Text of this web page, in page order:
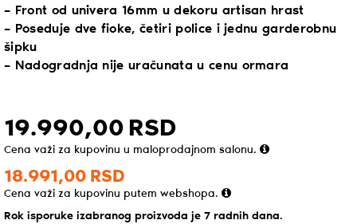
– Front od univera 16mm u dekoru artisan hrast
– Poseduje dve fioke, četiri police i jednu garderobnu
šipku
– Nadogradnja nije uračunata u cenu ormara
19.990,00 RSD
Cena važi za kupovinu u maloprodajnom salonu.
18.991,00 RSD
Cena važi za kupovinu putem webshopa.
Rok isporuke izabranog proizvoda je 7 radnih dana.